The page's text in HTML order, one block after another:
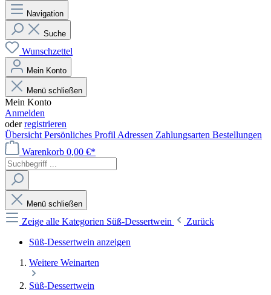
Navigation
Suche
Wunschzettel
Mein Konto
Menü schließen
Mein Konto
Anmelden
oderregistrieren
Übersicht Persönliches Profil Adressen Zahlungsarten Bestellungen
Warenkorb 0,00 €*
Menü schließen
Zeige alle Kategorien Süß-Dessertwein
Zurück
Süß-Dessertwein anzeigen
Weitere Weinarten
Süß-Dessertwein